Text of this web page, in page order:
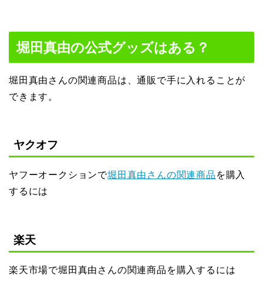
堀田真由の公式グッズはある？
堀田真由さんの関連商品は、通販で手に入れることが
できます。
ヤクオフ
ヤフーオークションで堀田真由さんの関連商品 を購入
するには
楽天
楽天市場で堀田真由さんの関連商品を購入するには